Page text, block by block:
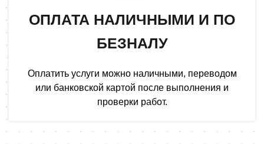
ОПЛАТА НАЛИЧНЫМИ И ПО
БЕЗНАЛУ
Оплатить услуги можно наличными, переводом
или банковской картой после выполнения и
проверки работ.